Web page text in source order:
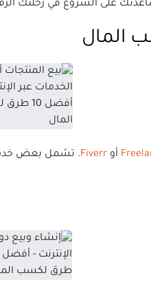
أو Fiverr. تشمل بعض